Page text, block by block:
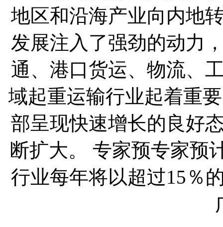
地区和沿海产业向内地
发展注入了强劲的动力
通、港口货运、物流、
域起重运输行业起着重
部呈现快速增长的良好
断扩大。 专家预专家预
行业每年将以超过15％